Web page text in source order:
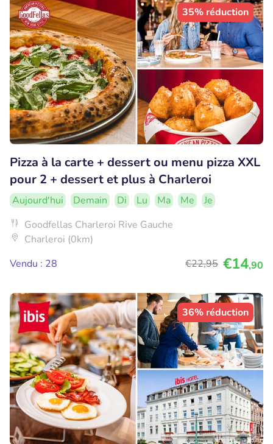
35% réduction
Pizza à la carte + dessert ou menu pizza XXL
pour 2 + dessert et plus à Charleroi
Aujourd'hui Demain Di Lu Ma Me
Je
Goodfellas Charleroi Rive Gauche
Charleroi (0km)
Vendu : 28
€22,95 €14,90
36% réduction